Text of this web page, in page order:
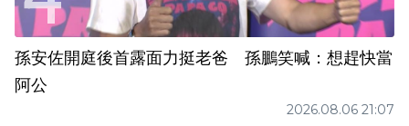
孫安佐開庭後首露面力挺老爸 孫鵬笑喊：想趕快當
阿公
2026.08.06 21:07